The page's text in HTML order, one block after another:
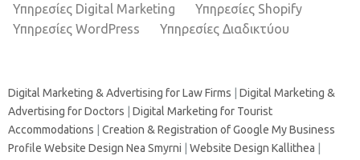
Υπηρεσίες Digital Marketing
Υπηρεσίες Shopify
Υπηρεσίες WordPress
Υπηρεσίες Διαδικτύου
Digital Marketing & Advertising for Law Firms
Digital Marketing &
Advertising for Doctors
Digital Marketing for Tourist
Accommodations
Creation & Registration of Google My Business
Profile Website Design Nea Smyrni Website Design Kallithea